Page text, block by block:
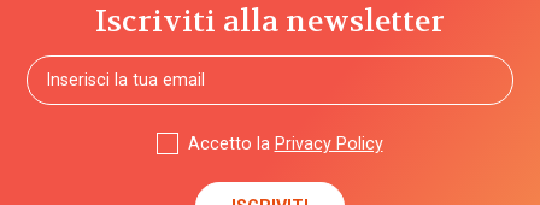
Iscriviti alla newsletter
Accetto la Privacy Policy